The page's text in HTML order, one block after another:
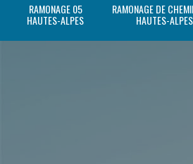
RAMONAGE 05
HAUTES-ALPES
RAMONAGE DE
HAUTES-ALPES